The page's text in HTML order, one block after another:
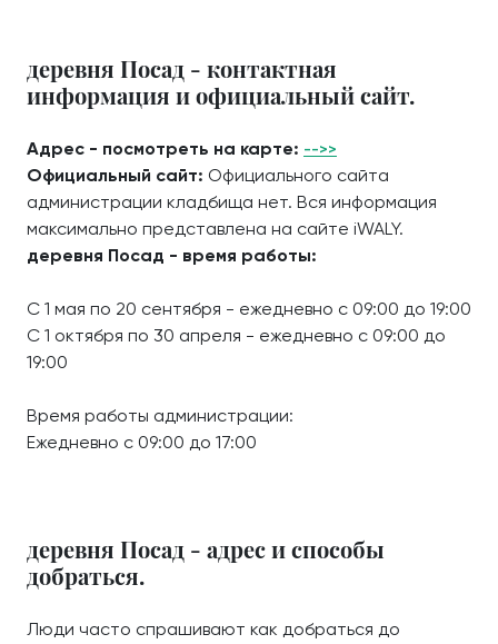
деревня Посад - контактная
информация и официальный сайт.
Адрес - посмотреть на карте: -->>
Официальный сайт: Официального сайта
администрации кладбища нет. Вся информация
максимально представлена на сайте iWALY.
деревня Посад - время работы:
С 1 мая по 20 сентября - ежедневно с 09:00 до 19:00
С 1 октября по 30 апреля - ежедневно с 09:00 до
19:00
Время работы администрации:
Ежедневно с 09:00 до 17:00
деревня Посад - адрес и способы
добраться.
Люди часто спрашивают как добраться до